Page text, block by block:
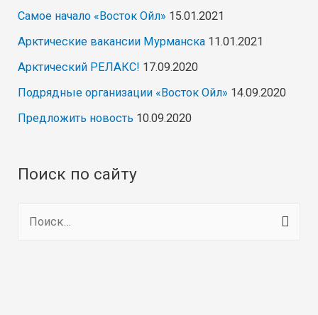
Самое начало «Восток Ойл» 15.01.2021
Арктические вакансии Мурманска 11.01.2021
Арктический РЕЛАКС! 17.09.2020
Подрядные организации «Восток Ойл» 14.09.2020
Предложить новость 10.09.2020
Поиск по сайту